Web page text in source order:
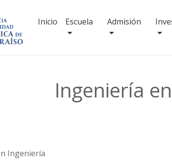
Inicio Escuela Admisión
Ingeniería
Ingeniería